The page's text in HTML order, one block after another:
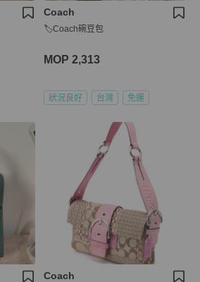
Coach
🏷Coach碗豆包
MOP 2,313
狀況良好 台灣 免運
Coach